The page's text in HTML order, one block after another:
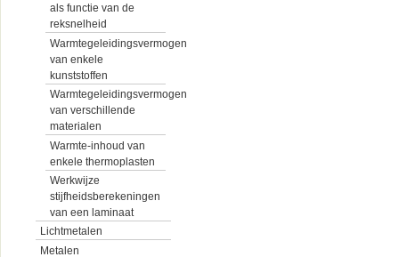
als functie van de
reksnelheid
Warmtegeleidingsvermogen
van enkele
kunststoffen
Warmtegeleidingsvermogen
van verschillende
materialen
Warmte-inhoud van
enkele thermoplasten
Werkwijze
stijfheidsberekeningen
van een laminaat
Lichtmetalen
Metalen